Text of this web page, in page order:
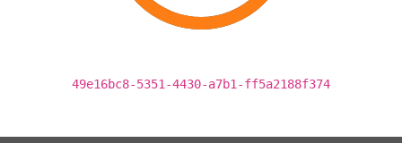
49e16bc8-5351-4430-a7b1-ff5a2188f374